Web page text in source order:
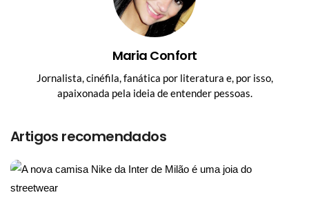
Maria Confort
Jornalista, cinéfila, fanática por literatura e, por isso,
apaixonada pela ideia de entender pessoas.
Artigos recomendados